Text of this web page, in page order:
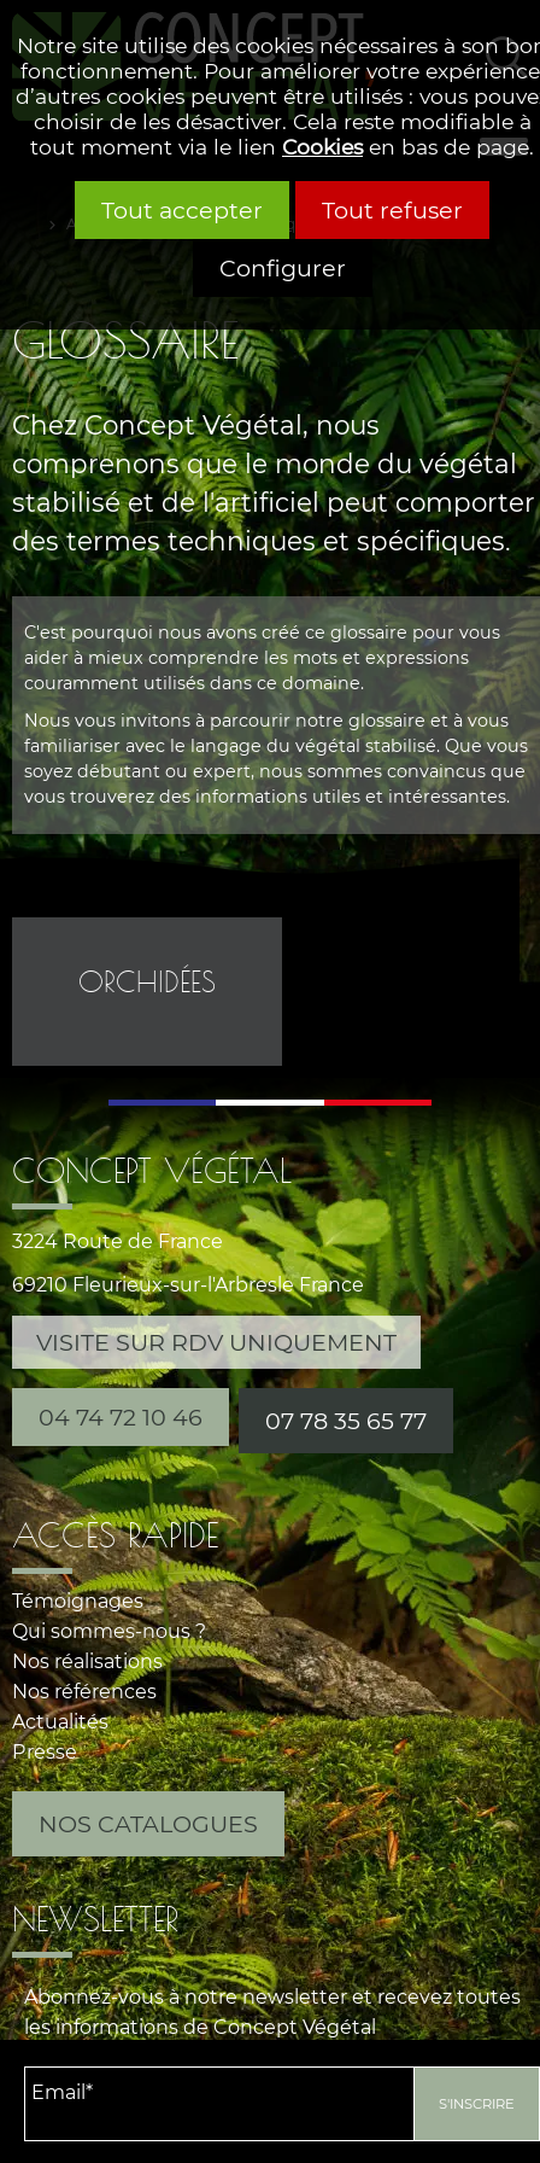
Notre site utilise des cookies nécessaires à son
fonctionnement. Pour améliorer votre
d’autres cookies peuvent être utilisés : vous
choisir de les désactiver. Cela reste modifiable à
tout moment via le lien Cookiesen bas de page.
Tout accepter
Tout refuser
Configurer
Rechercher
Accueil Glossaire alphabétique
GLOSSAIRE
Chez Concept Végétal, nous
comprenons que le monde du végétal
stabilisé et de l'artificiel peut comporter
des termes techniques et spécifiques.
C'est pourquoi nous avons créé ce glossaire pour vous
aider à mieux comprendre les mots et expressions
couramment utilisés dans ce domaine.
Nous vous invitons à parcourir notre glossaire et à vous
familiariser avec le langage du végétal stabilisé. Que vous
soyez débutant ou expert, nous sommes convaincus que
vous trouverez des informations utiles et intéressantes.
ORCHIDÉES
CONCEPT VÉGÉTAL
3224 Route de France
69210 Fleurieux-sur-l'Arbresle France
VISITE SUR RDV UNIQUEMENT
04 74 72 10 46 07 78 35 65 77
ACCÈS RAPIDE
Témoignages
Qui sommes-nous ?
Nos réalisations
Nos références
Actualités
Presse
NOS CATALOGUES
NEWSLETTER
Abonnez-vous à notre newsletter et recevez toutes
les informations de Concept Végétal